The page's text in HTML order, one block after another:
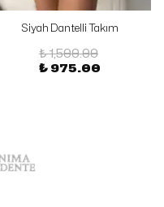
Siyah Dantelli Takım
₺ 1,500.00
₺ 975.00